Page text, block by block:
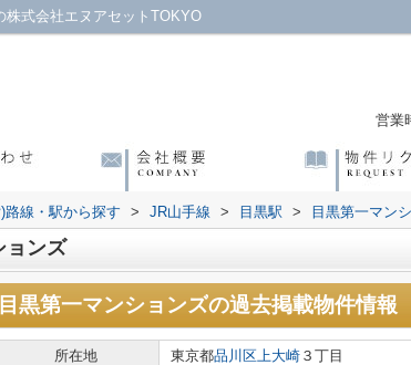
株式会社エヌアセットTOKYO
営業
路線・駅から探す > JR山手線 > 目黒駅 > 目黒第一マン
ョンズ
目黒第一マンションズの過去掲載物件情報
所在地 東京都品川区上大崎 ３丁目